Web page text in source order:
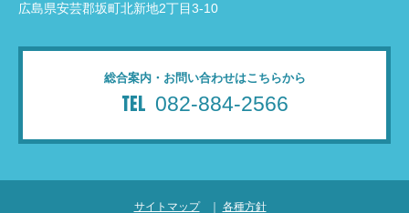
広島県安芸郡坂町北新地2丁目3-10
総合案内・お問い合わせはこちらから
082-884-2566
サイトマップ 各種方針